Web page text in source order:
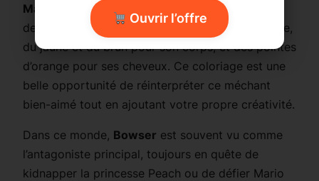
Mario
et de ses aventures légendaires. Imaginez
des couleurs vibrantes : du vert pour sa carapace,
du jaune et du brun pour son corps, et des pointes
d’orange pour ses cheveux. Ce coloriage est une
belle opportunité de réinterpréter ce méchant
bien-aimé tout en ajoutant votre propre créativité.
Dans ce monde, Bowser est souvent vu comme
l’antagoniste principal, toujours en quête de
kidnapper la princesse Peach ou de défier Mario
Ouvrir l’offre